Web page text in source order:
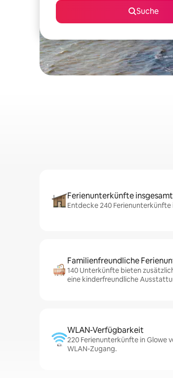
Suche
Ferienunterkünfte insgesamt
Entdecke 240 Ferienunterkünfte
Familienfreundliche
140 Unterkünfte bieten
eine kinderfreundliche
WLAN-Verfügbarkeit
220 Ferienunterkünfte in Glowe
WLAN-Zugang.